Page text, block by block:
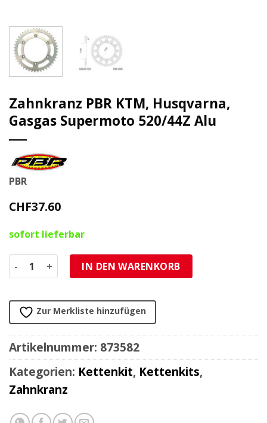
Zahnkranz PBR KTM, Husqvarna,
Gasgas Supermoto 520/44Z Alu
PBR
CHF37.60
sofort lieferbar
Zahnkranz PBR KTM, Husqvarna, Gasgas Supermoto 520/
IN DEN WARENKORB
Zur Merkliste hinzufügen
Artikelnummer: 873582
Kategorien: Kettenkit, Kettenkits,
Zahnkranz